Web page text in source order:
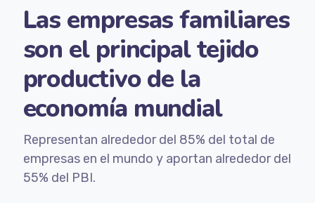
Las empresas familiares
son el principal tejido
productivo de la
economía mundial
Representan alrededor del 85% del total de
empresas en el mundo y aportan alrededor del
55% del PBI.